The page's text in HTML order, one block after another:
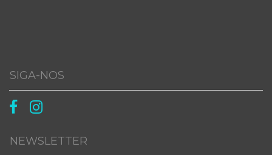
SIGA-NOS
 
NEWSLETTER